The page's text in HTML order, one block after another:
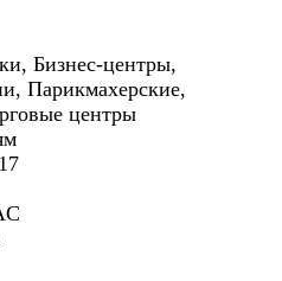
Бизнес-центры,
Парикмахерские,
центры